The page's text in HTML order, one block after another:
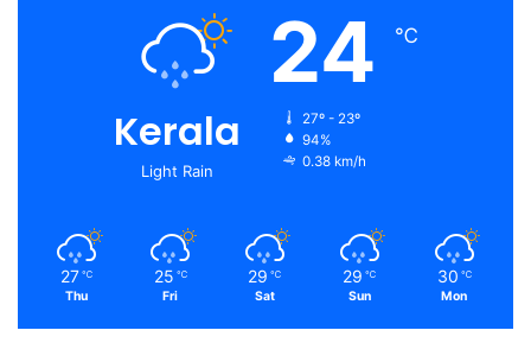
Kerala
Light Rain
24 ℃
27º - 23º
94%
0.38 km/h
27 ℃
Thu
25 ℃
Fri
29 ℃
Sat
29 ℃
Sun
30 ℃
Mon